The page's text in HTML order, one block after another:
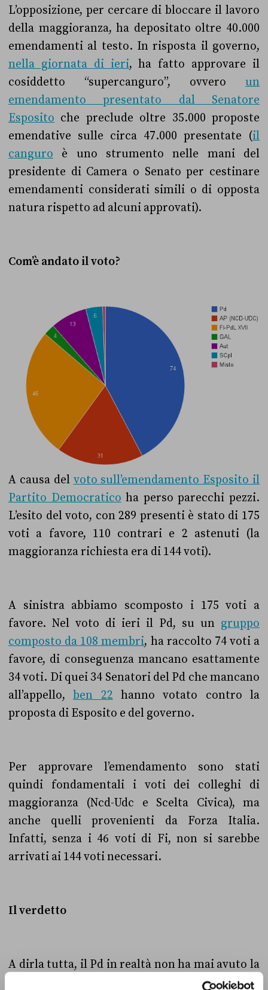
L’opposizione, per cercare di bloccare il lavoro
della maggioranza, ha depositato oltre 40.000
emendamenti al testo. In risposta il governo,
nella giornata di ieri, ha fatto approvare il
cosiddetto “supercanguro”, ovvero un
emendamento presentato dal Senatore
Esposito che preclude oltre 35.000 proposte
emendative sulle circa 47.000 presentate (il
canguro è uno strumento nelle mani del
presidente di Camera o Senato per cestinare
emendamenti considerati simili o di opposta
natura rispetto ad alcuni approvati).
Com’è andato il voto?
A causa del voto sull’emendamento Esposito il
Partito Democratico ha perso parecchi pezzi.
L’esito del voto, con 289 presenti è stato di 175
voti a favore, 110 contrari e 2 astenuti (la
maggioranza richiesta era di 144 voti).
A sinistra abbiamo scomposto i 175 voti a
favore. Nel voto di ieri il Pd, su un gruppo
composto da 108 membri, ha raccolto 74 voti a
favore, di conseguenza mancano esattamente
34 voti. Di quei 34 Senatori del Pd che mancano
all’appello,ben 22 hanno votato contro la
proposta di Esposito e del governo.
Per approvare l’emendamento sono stati
quindi fondamentali i voti dei colleghi di
maggioranza (Ncd-Udc e Scelta Civica), ma
anche quelli provenienti da Forza Italia.
Infatti, senza i 46 voti di Fi, non si sarebbe
arrivati ai 144 voti necessari.
Il verdetto
A dirla tutta, il Pd in realtà non ha mai avuto la
maggioranza al Senato, potendo contare su